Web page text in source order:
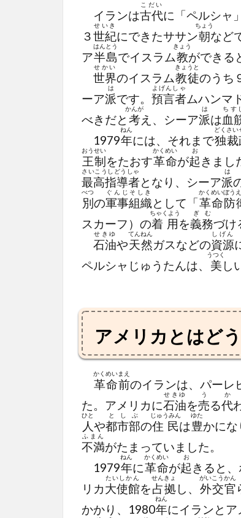
イランは古代
こだい
に「ペルシャ
３世紀
せいき
にできたササン朝
ちょう
など
ア半島
はんとう
でイスラム教
きょう
ができる
世界
せかい
のイスラム教徒
きょうと
のうち
ーア派
は
です。 預言者
よげんしゃ
ムハンマ
べきだと 考
かんが
え、シーア派
は
は血
ちす
1979年
ねん
には、それまで独裁
どくさい
王制
おうせい
をたおす革命
かくめい
が起
お
きまし
最高指導者
さいこうしどうしゃ
となり、シーア派
は
別
べつ
の軍事組織
ぐんじそしき
として「革命
かくめい
防
ぼう
スカーフ）の着用
ちゃくよう
を義務
ぎむ
づけ
石油
せきゆ
や天然
てんねん
ガスなどの資源
しげん
ペルシャじゅうたんは、 美
うつく
し
アメリカとはど
革命
かくめい
前
まえ
のイランは、パーレ
た。アメリカに石油
せきゆ
を売
う
る代
か
人
ひと
や都市部
としぶ
の住民
じゅうみん
は豊
ゆた
かにな
不満
ふまん
がたまっていました。
1979年
ねん
に革命
かくめい
が起
お
きると
リカ大使館
たいしかん
を占拠
せんきょ
し、 外交官
がいこうかん
かかり、1980年
ねん
にイランとア